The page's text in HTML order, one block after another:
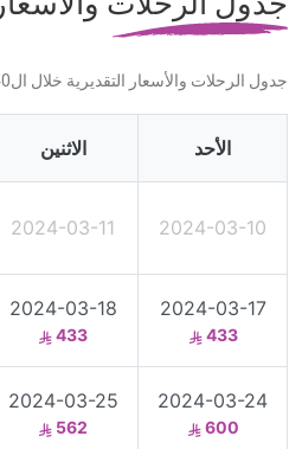
جدول الرحلات والأسعار التقديرية خلال ال40 يوم القادمين
الأحد الاثنين
2024-03-10
2024-03-11
2024-03-17
433
2024-03-18
433
2024-03-24
600
2024-03-25
562